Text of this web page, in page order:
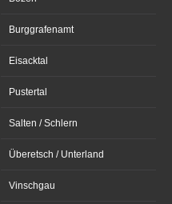
Burggrafenamt
Eisacktal
Pustertal
Salten / Schlern
Überetsch / Unterland
Vinschgau